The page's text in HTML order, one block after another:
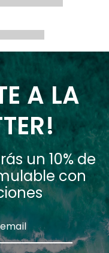
A LA
un 10% de
con